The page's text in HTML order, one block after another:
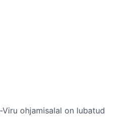
ohjamisalal on lubatud